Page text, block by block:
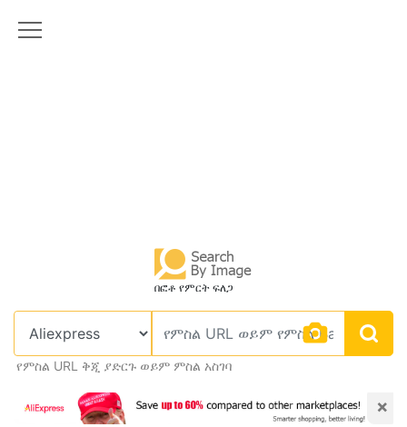
በፎቶ የምርት ፍለጋ
የምስል URL ቅጂ ያድርጉ ወይም ምስል አስገባ
×